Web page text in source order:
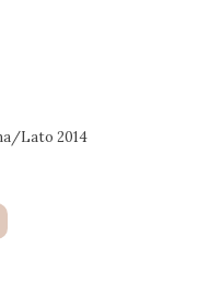
Lato 2014